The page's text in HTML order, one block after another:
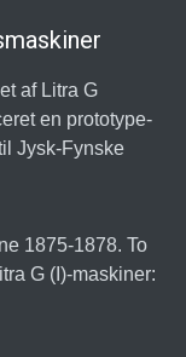
af Litra G
en prototype-
Jysk-Fynske
1875-1878. To
G (I)-maskiner: